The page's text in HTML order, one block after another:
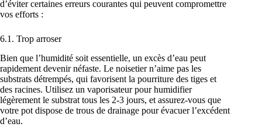
d’éviter certaines erreurs courantes qui peuvent compromettre
vos efforts :
6.1. Trop arroser
Bien que l’humidité soit essentielle, un excès d’eau peut
rapidement devenir néfaste. Le noisetier n’aime pas les
substrats détrempés, qui favorisent la pourriture des tiges et
des racines. Utilisez un vaporisateur pour humidifier
légèrement le substrat tous les 2-3 jours, et assurez-vous que
votre pot dispose de trous de drainage pour évacuer l’excédent
d’eau.